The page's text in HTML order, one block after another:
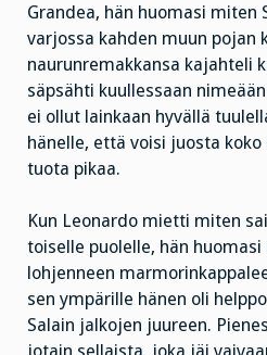
Grandea, hän huomasi miten
varjossa kahden muun pojan
naurunremakkansa kajahteli
säpsähti kuullessaan
ei ollut lainkaan hyvällä
hänelle, että voisi juosta
tuota pikaa.
Kun Leonardo mietti miten
toiselle puolelle, hän
lohjenneen
sen ympärille hänen oli
Salain jalkojen juureen.